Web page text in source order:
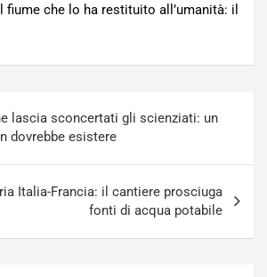
fiume che lo ha restituito all’umanità: il
lascia sconcertati gli scienziati: un
dovrebbe esistere
Italia-Francia: il cantiere prosciuga
fonti di acqua potabile